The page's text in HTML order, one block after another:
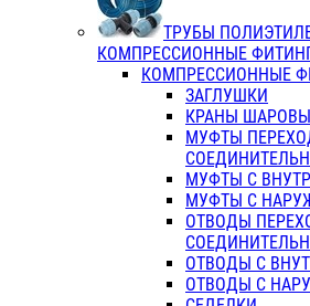
ТРУБЫ
КОМПРЕССИОННЫЕ
КОМПРЕССИОННЫЕ
ЗАГЛУШКИ
КРАНЫ
МУФТЫ
МУФТЫ С
МУФТЫ С
ОТВОДЫ
ОТВОДЫ С
ОТВОДЫ С